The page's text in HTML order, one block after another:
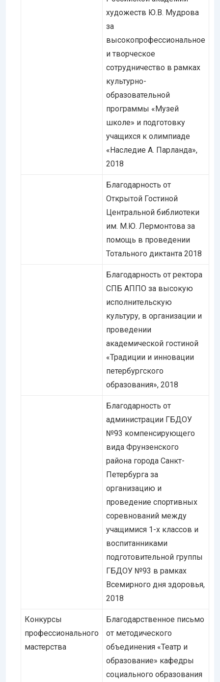
художеств Ю.В. Мудрова
за
высокопрофессиональное
и творческое
сотрудничество в рамках
культурно-
образовательной
программы «Музей
школе» и подготовку
учащихся к олимпиаде
«Наследие А. Парланда»,
2018
Благодарность от
Открытой Гостиной
Центральной библиотеки
им. М.Ю. Лермонтова за
помощь в проведении
Тотального диктанта 2018
Благодарность от ректора
СПБ АППО за высокую
исполнительскую
культуру, в организации и
проведении
академической гостиной
«Традиции и инновации
петербургского
образования», 2018
Благодарность от
администрации ГБДОУ
№93 компенсирующего
вида Фрунзенского
района города Санкт-
Петербурга за
организацию и
проведение спортивных
соревнований между
учащимися 1-х классов и
воспитанниками
подготовительной группы
ГБДОУ №93 в рамках
Всемирного дня здоровья,
2018
Конкурсы
профессионального
мастерства
Благодарственное письмо
от методического
объединения «Театр и
образование» кафедры
социального образования